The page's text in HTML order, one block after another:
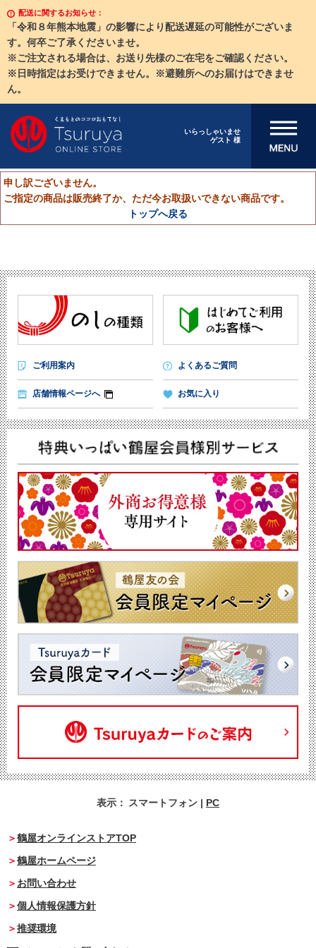
配送に関するお知らせ：
「令和８年熊本地震」の影響により配送遅延の可能性がございま
す。何卒ご了承くださいませ。
※ご注文される場合は、お送り先様のご在宅をご確認ください。
※日時指定はお受けできません。※避難所へのお届けはできませ
ん。
いらっしゃいませ
ゲスト 様
メニューを開
申し訳ございません。
ご指定の商品は販売終了か、ただ今お取扱いできない商品です。
トップへ戻る
ご利用案内 よくあるご質問
店舗情報ページへ お気に入り
表示： スマートフォン | PC
鶴屋オンラインストアTOP
鶴屋ホームページ
お問い合わせ
個人情報保護方針
推奨環境